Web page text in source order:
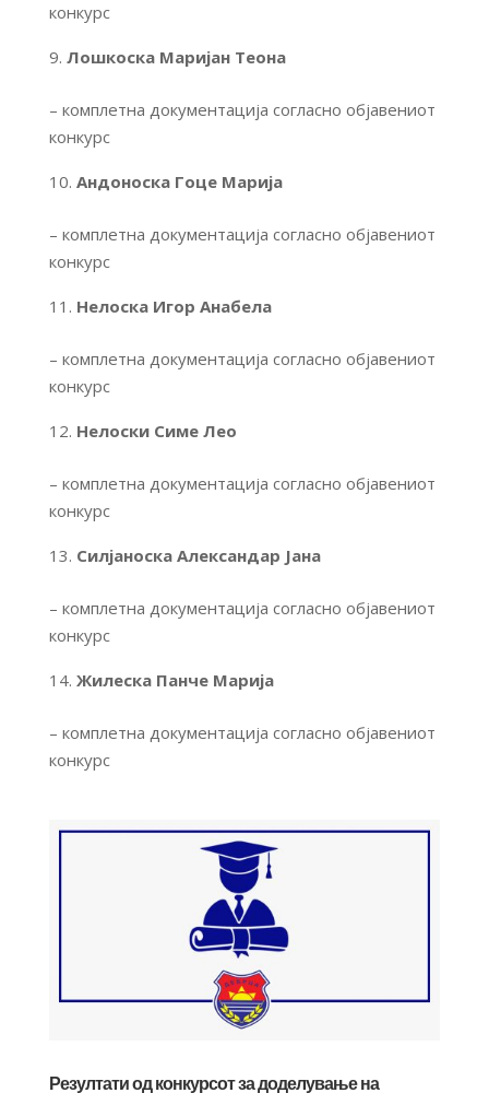
конкурс
Лошкоска Маријан Теона
– комплетна документација согласно објавениот
конкурс
Андоноска Гоце Марија
– комплетна документација согласно објавениот
конкурс
Нелоска Игор Анабела
– комплетна документација согласно објавениот
конкурс
Нелоски Симе Лео
– комплетна документација согласно објавениот
конкурс
Силјаноска Александар Јана
– комплетна документација согласно објавениот
конкурс
Жилеска Панче Марија
– комплетна документација согласно објавениот
конкурс
Резултати од конкурсот за доделување на